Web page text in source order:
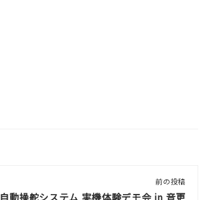
前の投稿
自動操舵システム 実機体験デモ会 in 音更